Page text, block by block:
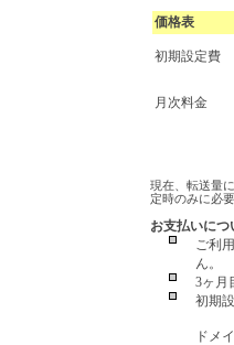
価格表
初期設定費
月次料金
現在、転送量
定時のみに必
お支払いにつ
ご利
ん。
3ヶ月
初期
ドメ